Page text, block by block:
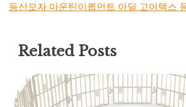
등산모자 마운틴이큅먼트 아딜 고어텍스
Related Posts